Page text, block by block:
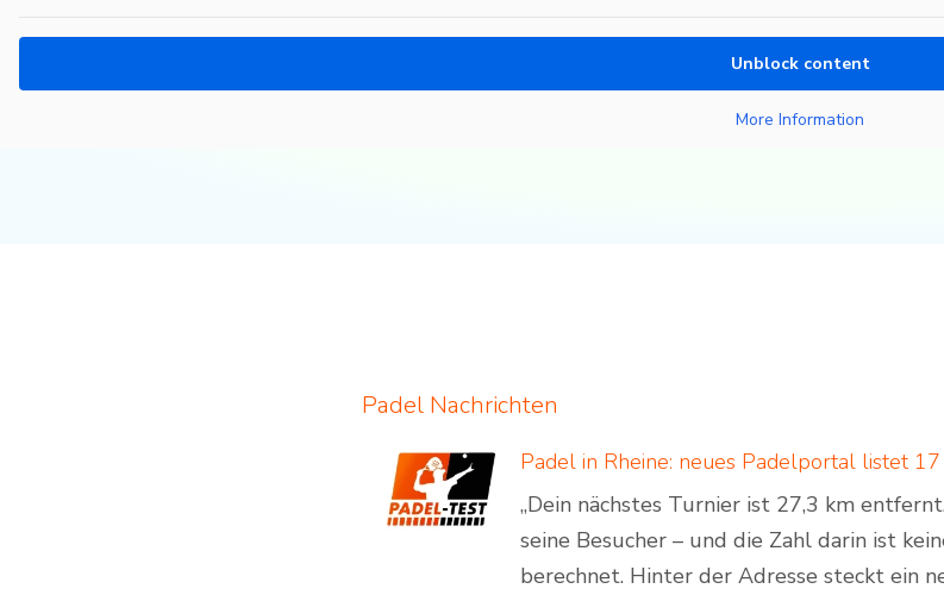
Unblock content
More Information
Padel Nachrichten
„Dein nächstes Turnier ist 27,3 km
seine Besucher – und die Zahl darin ist
berechnet. Hinter der Adresse steckt ein